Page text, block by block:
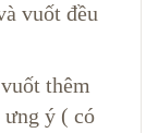
vuốt đều
thêm
ưng ý ( có